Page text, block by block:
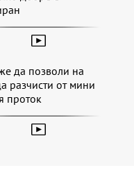
да позволи на
разчисти от мини
проток